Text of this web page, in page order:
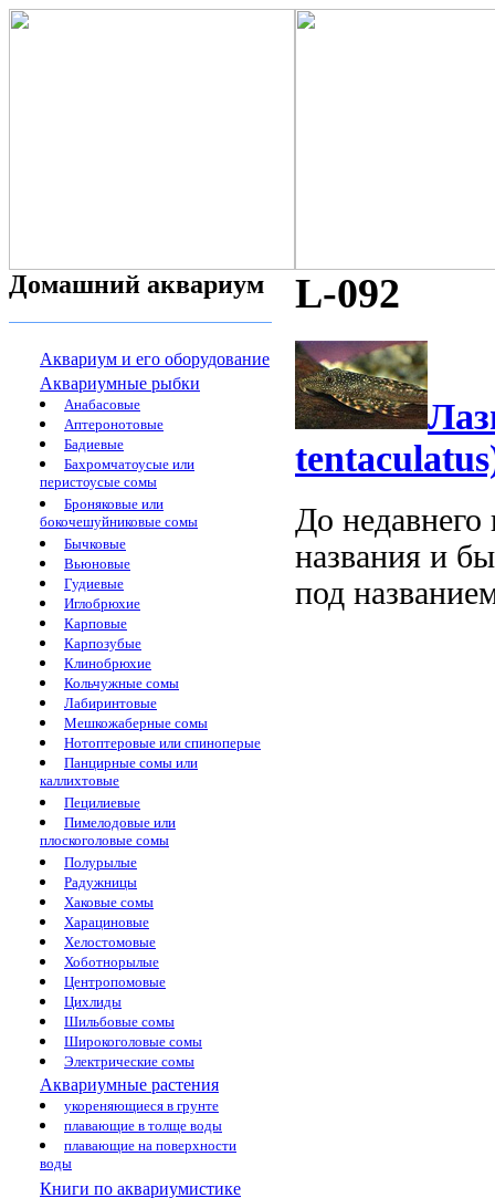
Домашний аквариум
Аквариум и его оборудование
Аквариумные рыбки
Анабасовые
Аптеронотовые
Бадиевые
Бахромчатоусые или
перистоусые сомы
Броняковые или
бокочешуйниковые сомы
Бычковые
Вьюновые
Гудиевые
Иглобрюхие
Карповые
Карпозубые
Клинобрюхие
Кольчужные сомы
Лабиринтовые
Мешкожаберные сомы
Нотоптеровые или спиноперые
Панцирные сомы или
каллихтовые
Пецилиевые
Пимелодовые или
плоскоголовые сомы
Полурылые
Радужницы
Хаковые сомы
Харациновые
Хелостомовые
Хоботнорылые
Центропомовые
Цихлиды
Шильбовые сомы
Широкоголовые сомы
Электрические сомы
Аквариумные растения
укореняющиеся в грунте
плавающие в толще воды
плавающие на поверхности
воды
Книги по аквариумистике
L-092
До
названия и
под